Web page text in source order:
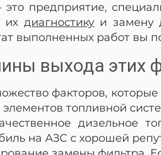
предприятие,
их диагностикуи замену
выполненных работ вы
выхода этих
факторов,
топливной
дизельное
на АЗС с хорошей